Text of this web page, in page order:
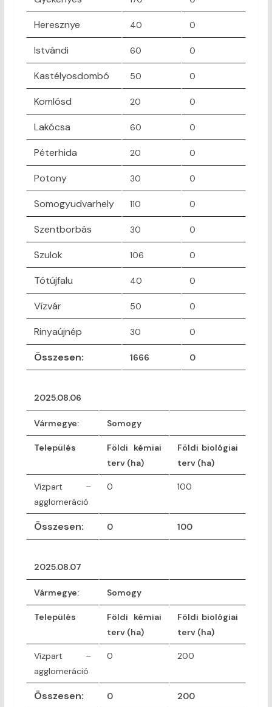
Heresznye 40 0
Istvándi 60 0
Kastélyosdombó 50 0
Komlósd 20 0
Lakócsa 60 0
Péterhida 20 0
Potony 30 0
Somogyudvarhely 110 0
Szentborbás 30 0
Szulok 106 0
Tótújfalu 40 0
Vízvár 50 0
Rinyaújnép 30 0
Összesen: 1666 0
2025.08.06
Vármegye: Somogy
Település
Földi kémiai
terv (ha)
Földi biológiai
terv (ha)
Vízpart –
agglomeráció
0 100
Összesen: 0 100
2025.08.07
Vármegye: Somogy
Település
Földi kémiai
terv (ha)
Földi biológiai
terv (ha)
Vízpart –
agglomeráció
0 200
Összesen: 0 200